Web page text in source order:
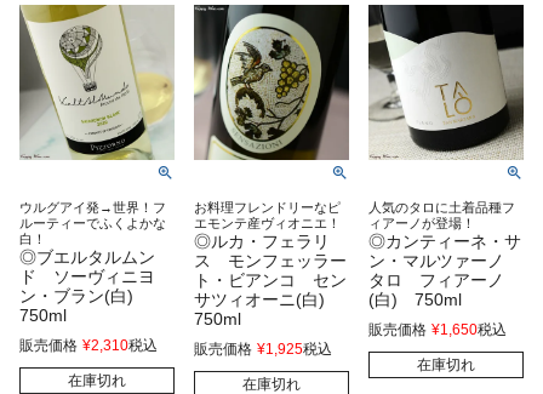
ウルグアイ発→世界！フ
ルーティーでふくよかな
白！
◎ブエルタルムン
ド ソーヴィニヨ
ン・ブラン(白)
750ml
販売価格 ¥2,310税込
在庫切れ
お料理フレンドリーなピ
エモンテ産ヴィオニエ！
◎ルカ・フェラリ
ス モンフェッラー
ト・ビアンコ セン
サツィオーニ(白)
750ml
販売価格 ¥1,925税込
在庫切れ
人気のタロに土着品種フ
ィアーノが登場！
◎カンティーネ・サ
ン・マルツァーノ
タロ フィアーノ
(白) 750ml
販売価格 ¥1,650税込
在庫切れ